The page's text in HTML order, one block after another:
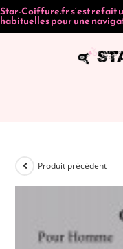
Star-Coiffure.fr s’est refait
habituelles pour une
Produit précédent